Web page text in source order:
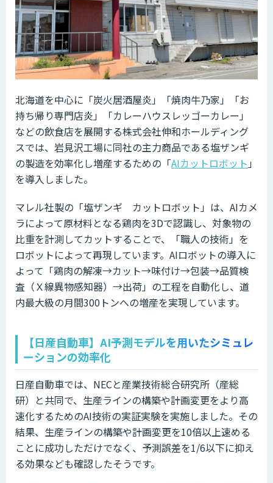
北海道を中心に「炭火居酒屋炎」「焼肉牛乃家」「お
持ち帰り専門店炎」「カレーハウスレッゴーカレー」
などの飲食店を展開する株式会社伸和ホールディング
スでは、岩見沢工場に同社の主力商品である塩ザンギ
の製造を効率化し増産するための「AIカットロボット 」
を導入しました。
マレル社製の「塩ザンギ カットロボット」は、AIカメ
ラによって原材料となる鶏肉を3Dで認識し、対象物の
比重を計測してカットすることで、「職人の技術」を
ロボットによって再現しています。AIロボットの導入に
よって「鶏肉の解凍→カット→味付け→包装→品質検
査（Ｘ線異物感知器）→出荷」の工程を自動化し、道
内最大級の月間300トンへの増産を実現しています。
【日産自動車】AI予測モデルを用いたシミュレ
ーションの効率化
日産自動車では、NECと産業技術総合研究所（産総
研）と共同で、生産ラインの構築や計画変更をより高
速化するためのAI技術の実証実験を実施しました。その
結果、生産ラインの構築や計画変更を10倍以上速める
ことに成功しただけでなく、予測誤差を1/6以下に抑え
る効果なども確認したそうです。